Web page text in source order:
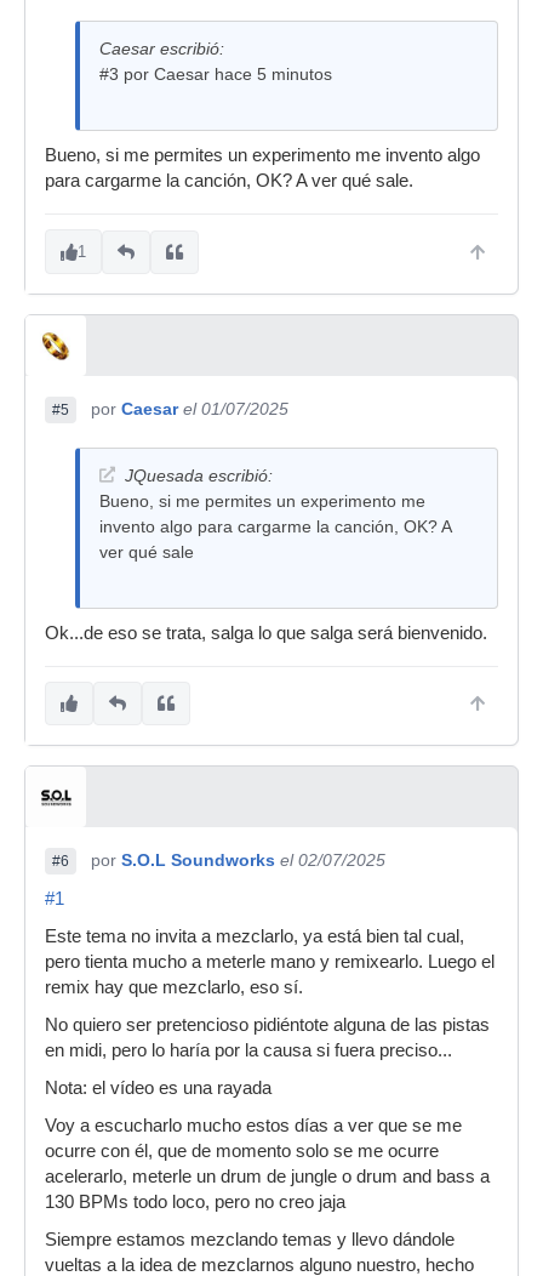
Caesar escribió:
#3 por Caesar hace 5 minutos
Bueno, si me permites un experimento me invento algo
para cargarme la canción, OK? A ver qué sale.
1
#5 por Caesar el 01/07/2025
JQuesada escribió:
Bueno, si me permites un experimento me
invento algo para cargarme la canción, OK? A
ver qué sale
Ok...de eso se trata, salga lo que salga será bienvenido.
#6 por S.O.L Soundworks el 02/07/2025
#1
Este tema no invita a mezclarlo, ya está bien tal cual,
pero tienta mucho a meterle mano y remixearlo. Luego el
remix hay que mezclarlo, eso sí.
No quiero ser pretencioso pidiéntote alguna de las pistas
en midi, pero lo haría por la causa si fuera preciso...
Nota: el vídeo es una rayada
Voy a escucharlo mucho estos días a ver que se me
ocurre con él, que de momento solo se me ocurre
acelerarlo, meterle un drum de jungle o drum and bass a
130 BPMs todo loco, pero no creo jaja
Siempre estamos mezclando temas y llevo dándole
vueltas a la idea de mezclarnos alguno nuestro, hecho